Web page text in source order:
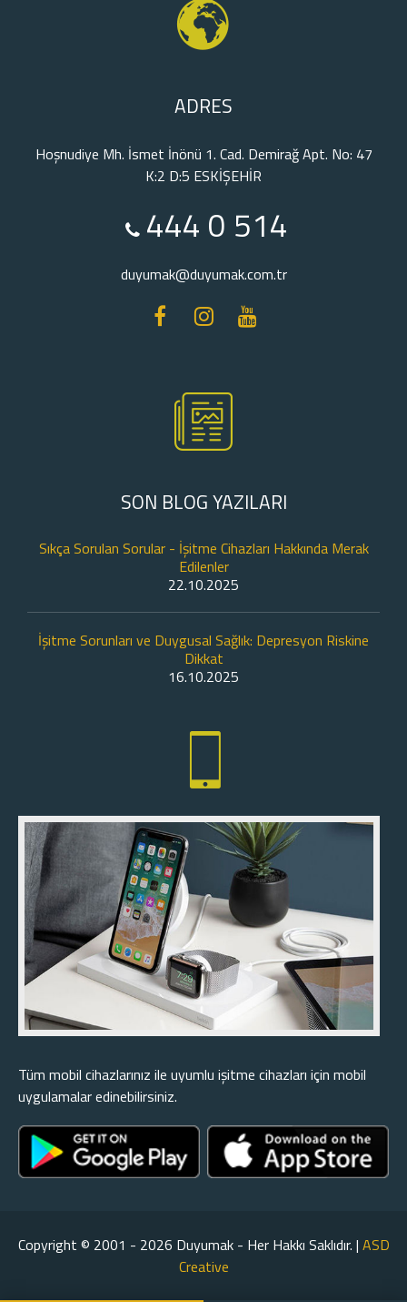
ADRES
Hoşnudiye Mh. İsmet İnönü 1. Cad. Demirağ Apt. No: 47
K:2 D:5 ESKİŞEHİR
444 0 514
duyumak@duyumak.com.tr
SON BLOG YAZILARI
Sıkça Sorulan Sorular - İşitme Cihazları Hakkında Merak
Edilenler
22.10.2025
İşitme Sorunları ve Duygusal Sağlık: Depresyon Riskine
Dikkat
16.10.2025
Tüm mobil cihazlarınız ile uyumlu işitme cihazları için mobil
uygulamalar edinebilirsiniz.
Copyright © 2001 - 2026 Duyumak - Her Hakkı Saklıdır. | ASD
Creative